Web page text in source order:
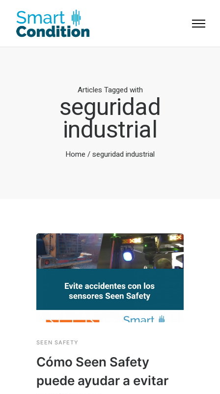
Articles Tagged with
seguridad
industrial
Home / seguridad industrial
SEEN SAFETY
Cómo Seen Safety
puede ayudar a evitar